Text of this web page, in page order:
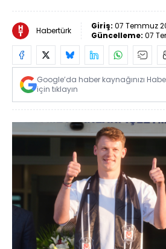
Habertürk Giriş: 07 Temmuz
Güncelleme: 07
Google’da haber kaynağınızı
için tıklayın